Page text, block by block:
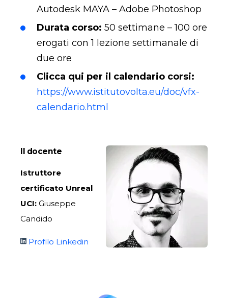
Autodesk MAYA – Adobe Photoshop
Durata corso: 50 settimane – 100 ore
erogati con 1 lezione settimanale di
due ore
Clicca qui per il calendario corsi:
https://www.istitutovolta.eu/doc/vfx-
calendario.html
Il docente
Istruttore
certificato Unreal
UCI: Giuseppe
Candido
Profilo Linkedin